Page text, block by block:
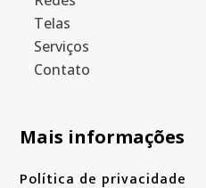
Telas
Serviços
Contato
Mais informações
Política de privacidade